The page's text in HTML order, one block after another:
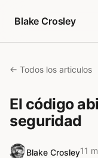
Blake Crosley
← Todos los articulos
El código
seguridad
Blake Crosley11